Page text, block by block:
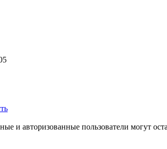
и авторизованные пользователи могут